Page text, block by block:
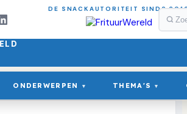
DE SNACKAUTORITEIT SINDS
ONDERWERPEN ▾ THEMA'S ▾